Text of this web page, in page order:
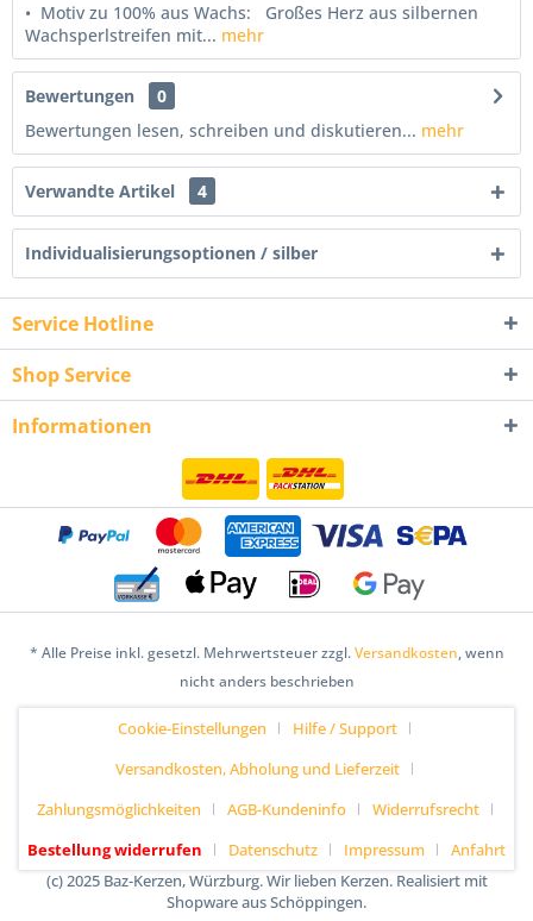
• Motiv zu 100% aus Wachs: Großes Herz aus silbernen
Wachsperlstreifen mit... mehr
Bewertungen
0
Bewertungen lesen, schreiben und diskutieren... mehr
Verwandte Artikel 4
Individualisierungsoptionen / silber
Service Hotline
Shop Service
Informationen
* Alle Preise inkl. gesetzl. Mehrwertsteuer zzgl.Versandkosten, wenn
nicht anders beschrieben
Cookie-Einstellungen
Hilfe / Support
Versandkosten, Abholung und Lieferzeit
Zahlungsmöglichkeiten
AGB-Kundeninfo
Widerrufsrecht
Bestellung widerrufen
Datenschutz Impressum
Anfahrt
(c) 2025 Baz-Kerzen, Würzburg. Wir lieben Kerzen. Realisiert mit
Shopware aus Schöppingen.